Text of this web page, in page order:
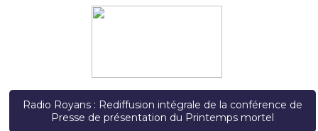
Radio Royans : Rediffusion intégrale de la conférence de
Presse de présentation du Printemps mortel